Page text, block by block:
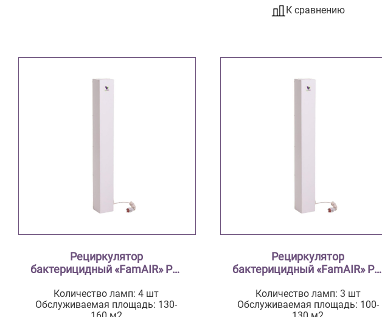
К сравнению
Рециркулятор
бактерицидный «FamAIR» Pro
Количество ламп: 4 шт
Обслуживаемая площадь: 130-
Рециркулятор
бактерицидный «FamAIR» Pro
Количество ламп: 3 шт
Обслуживаемая площадь: 100-